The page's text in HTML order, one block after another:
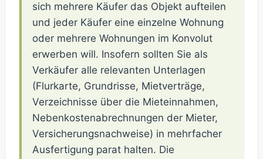
sich mehrere Käufer das Objekt aufteilen
und jeder Käufer eine einzelne Wohnung
oder mehrere Wohnungen im Konvolut
erwerben will. Insofern sollten Sie als
Verkäufer alle relevanten Unterlagen
(Flurkarte, Grundrisse, Mietverträge,
Verzeichnisse über die Mieteinnahmen,
Nebenkostenabrechnungen der Mieter,
Versicherungsnachweise) in mehrfacher
Ausfertigung parat halten. Die